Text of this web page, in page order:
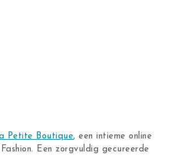
Petite Boutique, een intieme online
Een zorgvuldig gecureerde